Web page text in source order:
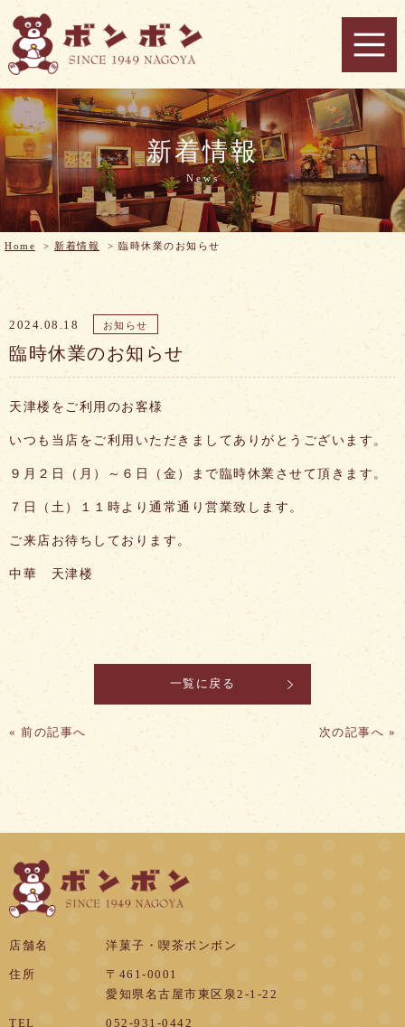
新着情報
News
Home > 新着情報 > 臨時休業のお知らせ
2024.08.18 お知らせ
臨時休業のお知らせ
天津楼をご利用のお客様
いつも当店をご利用いただきましてありがとうございます。
９月２日（月）～６日（金）まで臨時休業させて頂きます。
７日（土）１１時より通常通り営業致します。
ご来店お待ちしております。
中華 天津楼
一覧に戻る
« 前の記事へ 次の記事へ »
店舗名 洋菓子・喫茶ボンボン
住所
〒461-0001
愛知県名古屋市東区泉2-1-22
TEL 052-931-0442